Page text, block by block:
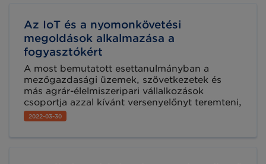
Az IoT és a nyomonkövetési
megoldások alkalmazása a
fogyasztókért
A most bemutatott esettanulmányban a
mezőgazdasági üzemek, szövetkezetek és
más agrár-élelmiszeripari vállalkozások
csoportja azzal kívánt versenyelőnyt teremteni,
hogy a terményeikről és élelmiszereikről a
rendelkezésre álló információkhoz könnyebb
2022-03-30